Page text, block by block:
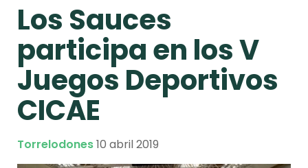
Los Sauces
participa en los V
Juegos Deportivos
CICAE
Torrelodones10 abril 2019